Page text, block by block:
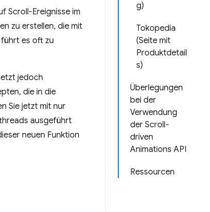
g)
Tokopedia
(Seite mit
Produktdetail
s)
Überlegungen
bei der
Verwendung
der Scroll-
driven
Animations API
Ressourcen
Scroll-Ereignisse im
zu erstellen, die mit
es oft zu
jedoch
die in die
Sie jetzt mit nur
ausgeführt
neuen Funktion